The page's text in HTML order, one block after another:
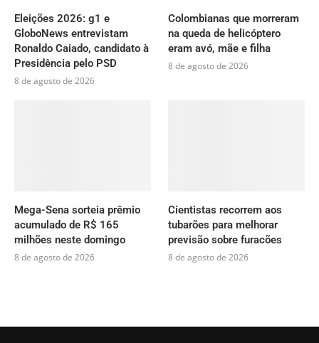
Eleições 2026: g1 e
GloboNews entrevistam
Ronaldo Caiado, candidato à
Presidência pelo PSD
8 de agosto de 2026
Colombianas que morreram
na queda de helicóptero
eram avó, mãe e filha
8 de agosto de 2026
Mega-Sena sorteia prêmio
acumulado de R$ 165
milhões neste domingo
8 de agosto de 2026
Cientistas recorrem aos
tubarões para melhorar
previsão sobre furacões
8 de agosto de 2026